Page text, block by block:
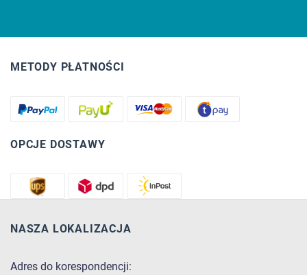
METODY PŁATNOŚCI
OPCJE DOSTAWY
NASZA LOKALIZACJA
Adres do korespondencji: